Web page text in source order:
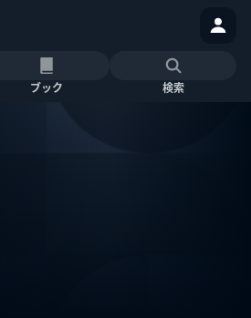
ブック 検索